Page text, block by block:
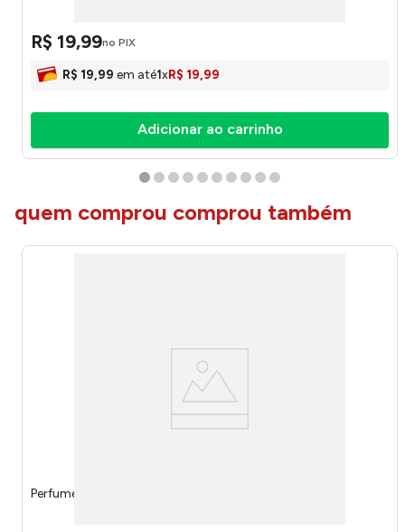
R$ 19,99no PIX
R$ 19,99 em até1xR$ 19,99
Adicionar ao carrinho
quem comprou comprou também
Perfume Men Victor Ross 15ml Ref.IP17 - Inspira Paris